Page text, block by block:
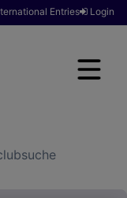
Entries Login